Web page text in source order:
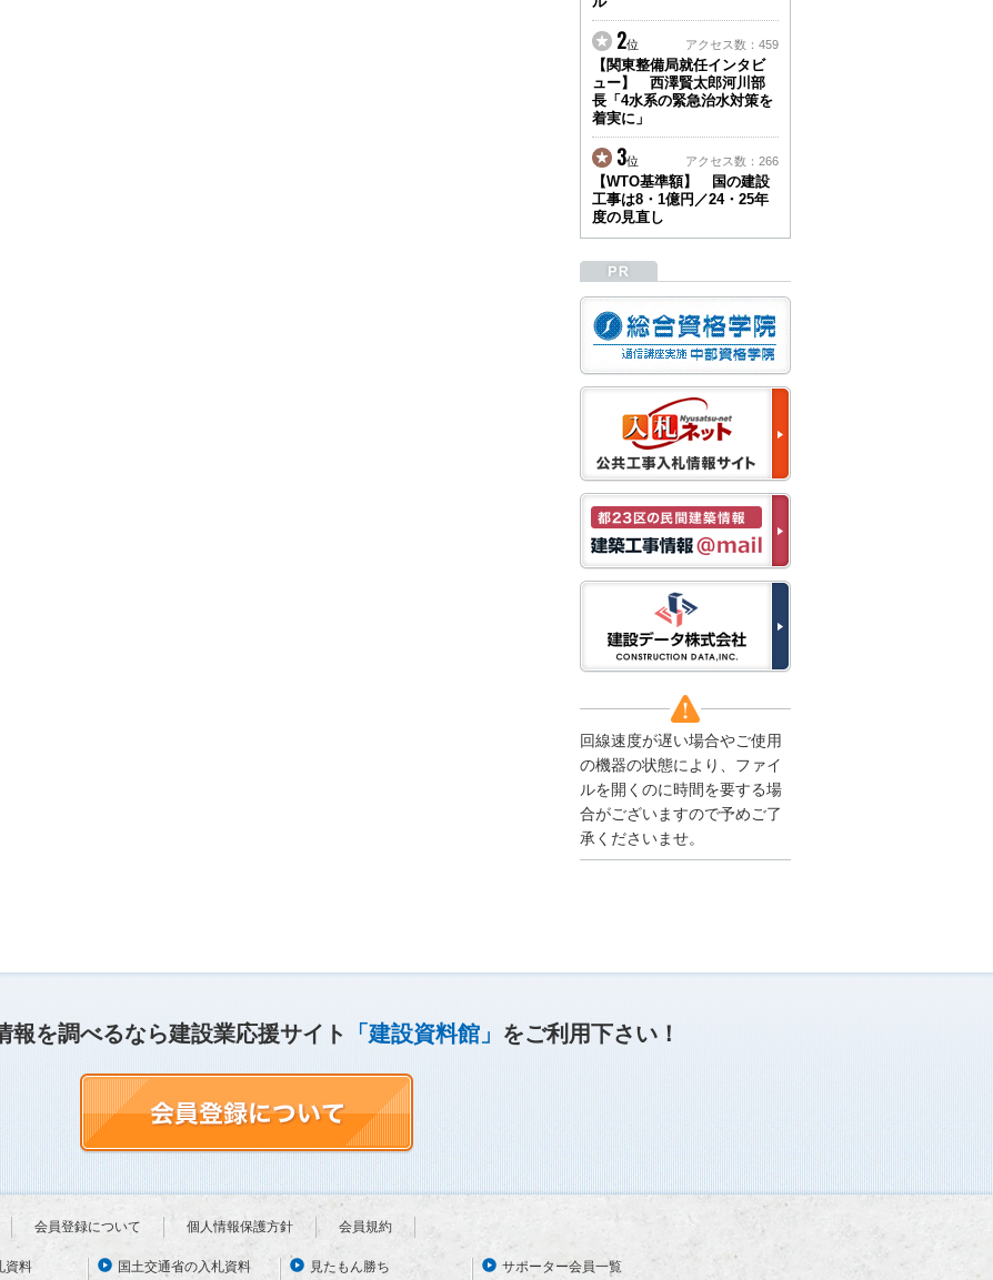
ユーザー各位
建設資料館をご利用いた
だき、誠に有難うござい
ます。
下記の期間につきまし
て、弊社休業のため情報
更新を停止させていただ
きます。
【期間】５月２日(土)～
５月１０日(日)
上記の期間、情報の更新
がされませんので、ご了
い申し上げます。
から通常通り運営いたし
ます。
2025/12/22
●年末年始に伴う情報更
新停止のお知らせ●
建設資料館をご利用いた
だき、誠に有難うござい
ます。
下記の期間につきまし
て、弊社休業のため情報
更新を停止させていただ
きます。
【期間】１２月２７日
(土)～１月４日(日)
上記の期間、情報の更新
がされませんので、ご了
承のほど、よろしくお願
なお、情報は１月５日
(月)より登録されます。
2025/08/04
●夏季休業に伴う情報更
新停止のお知らせ●
建設資料館をご利用いた
だき、誠に有難うござい
がされませんので、ご了
承のほど、よろしくお願
伴う情報更新停止のお知
らせ(04/26～04/29、05/0
ユーザー各位
2位 アクセス数：459
【関東整備局就任インタビ
ュー】 西澤賢太郎河川部
長「4水系の緊急治水対策を
着実に」
3位 アクセス数：266
【WTO基準額】 国の建設
工事は8・1億円／24・25年
度の見直し
回線速度が遅い場合やご使用
の機器の状態により、ファイ
ルを開くのに時間を要する場
合がございますので予めご了
承くださいませ。
報を調べるなら建設業応援サイト 「建設資料館」 をご利用下さい！
会員登録について 個人情報保護方針 会員規約
資料 国土交通省の入札資料 見たもん勝ち サポーター会員一覧